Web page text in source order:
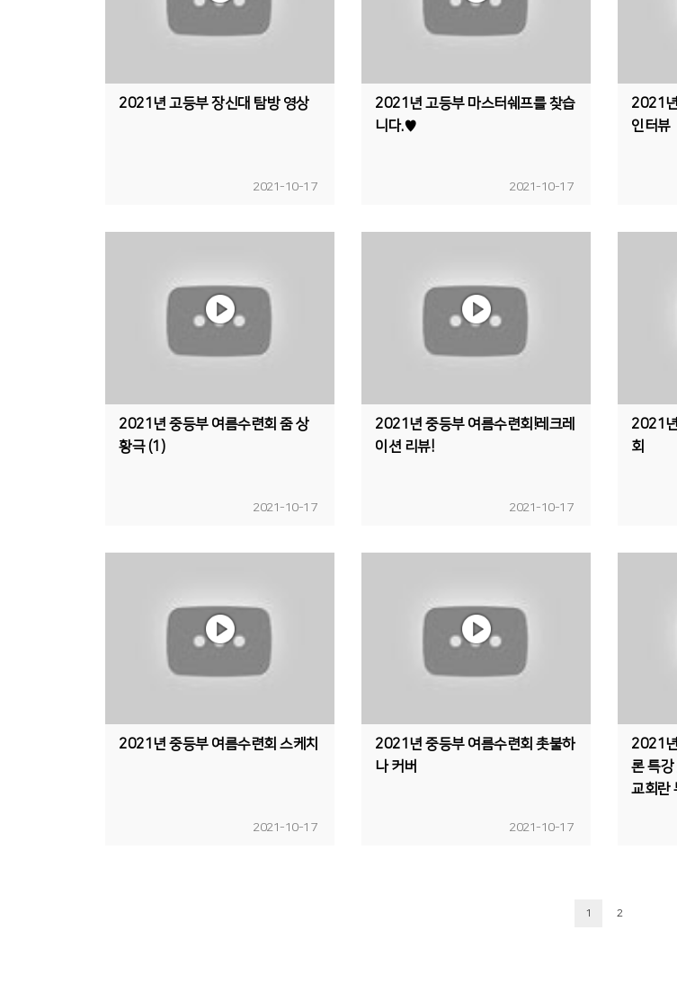
2021년 고등부 장신대 탐방 영상
2021-10-17
2021년 고등부 마스터쉐프를 찾습
니다.♥
2021-10-17
2021
인터뷰
2021년 중등부 여름수련회 줌 상
황극 (1)
2021-10-17
2021년 중등부 여름수련회!레크레
이션 리뷰!
2021-10-17
2021
회
2021년 중등부 여름수련회 스케치
2021-10-17
2021년 중등부 여름수련회 촛불하
나 커버
2021-10-17
2021
론 특강
교회란
1 2